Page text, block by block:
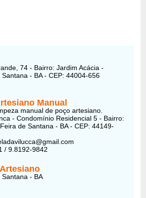
74 - Bairro: Jardim Acácia -
- BA - CEP: 44004-656
Manual
manual de poço artesiano.
- Condomínio Residencial 5 - Bairro:
de Santana - BA - CEP: 44149-
/ 9.8192-9842
- BA